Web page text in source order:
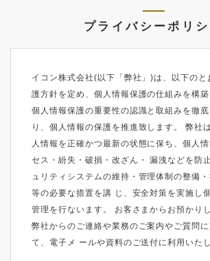
プライバシーポリ
イコン株式会社(以下「弊社」)は、以下のと
護方針を定め、個人情報保護の仕組みを構
個人情報保護の重要性の認識と取組みを徹
り、個人情報の保護を推進致します。 弊社
人情報を正確かつ最新の状態に保ち、個人
セス・紛失・破損・改ざん・ 漏洩などを防
ュリティシステムの維持・管理体制の整備
等の必要な措置を講 じ、安全対策を実施し
管理を行ないます。 お客さまからお預かり
弊社からのご連絡や業務のご案内やご質問
て、電子メ ールや資料のご送付に利用いたし